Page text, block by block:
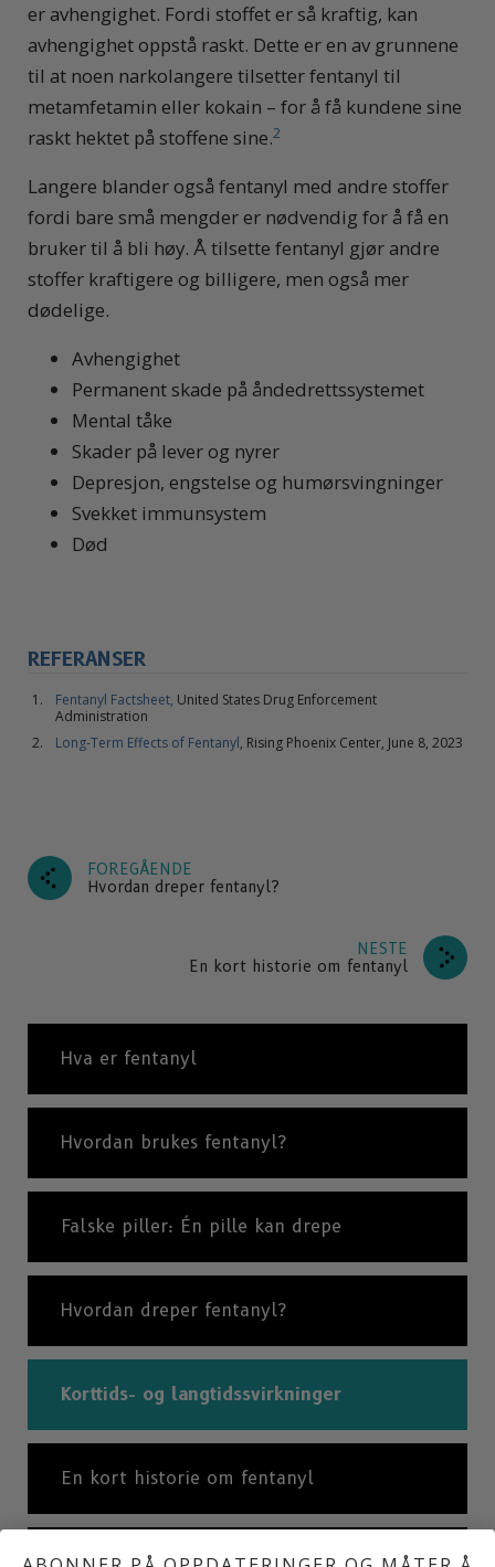
er avhengighet. Fordi stoffet er så kraftig, kan
avhengighet oppstå raskt. Dette er en av grunnene
til at noen narkolangere tilsetter fentanyl til
metamfetamin eller kokain – for å få kundene sine
raskt hektet på stoffene sine.2
Langere blander også fentanyl med andre stoffer
fordi bare små mengder er nødvendig for å få en
bruker til å bli høy. Å tilsette fentanyl gjør andre
stoffer kraftigere og billigere, men også mer
dødelige.
Avhengighet
Permanent skade på åndedrettssystemet
Mental tåke
Skader på lever og nyrer
Depresjon, engstelse og humørsvingninger
Svekket immunsystem
Død
REFERANSER
Fentanyl Factsheet, United States Drug Enforcement
Administration
Long-Term Effects of Fentanyl, Rising Phoenix Center, June 8, 2023
FOREGÅENDE
Hvordan dreper fentanyl?
NESTE
En kort historie om fentanyl
Hva er fentanyl
Hvordan brukes fentanyl?
Falske piller: Én pille kan drepe
Hvordan dreper fentanyl?
Korttids- og langtidssvirkninger
En kort historie om fentanyl
Fentanyldødsfall: En katastrofal epidemi